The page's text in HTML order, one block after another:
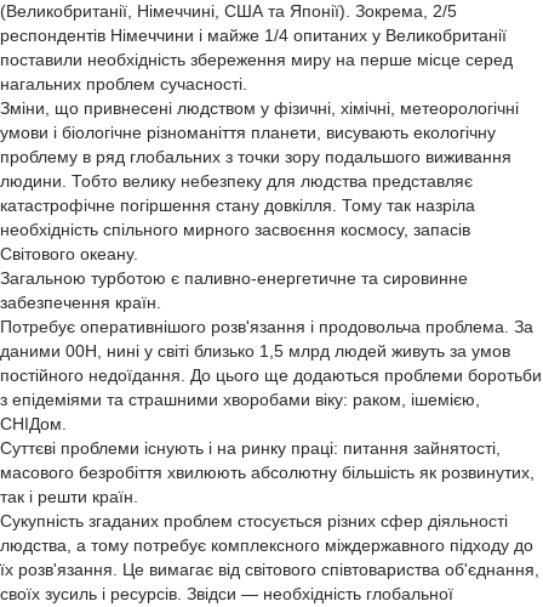
(Великобританії, Німеччині, США та Японії). Зокрема, 2/5
респондентів Німеччини і майже 1/4 опитаних у Великобританії
поставили необхідність збереження миру на перше місце серед
нагальних проблем сучасності.
Зміни, що привнесені людством у фізичні, хімічні, метеорологічні
умови і біологічне різноманіття планети, висувають екологічну
проблему в ряд глобальних з точки зору подальшого виживання
людини. Тобто велику небезпеку для людства представляє
катастрофічне погіршення стану довкілля. Тому так назріла
необхідність спільного мирного засвоєння космосу, запасів
Світового океану.
Загальною турботою є паливно-енергетичне та сировинне
забезпечення країн.
Потребує оперативнішого розв'язання і продовольча проблема. За
даними 00Н, нині у світі близько 1,5 млрд людей живуть за умов
постійного недоїдання. До цього ще додаються проблеми боротьби
з епідеміями та страшними хворобами віку: раком, ішемією,
СНІДом.
Суттєві проблеми існують і на ринку праці: питання зайнятості,
масового безробіття хвилюють абсолютну більшість як розвинутих,
так і решти країн.
Сукупність згаданих проблем стосується різних сфер діяльності
людства, а тому потребує комплексного міждержавного підходу до
їх розв'язання. Це вимагає від світового співтовариства об'єднання,
своїх зусиль і ресурсів. Звідси — необхідність глобальної